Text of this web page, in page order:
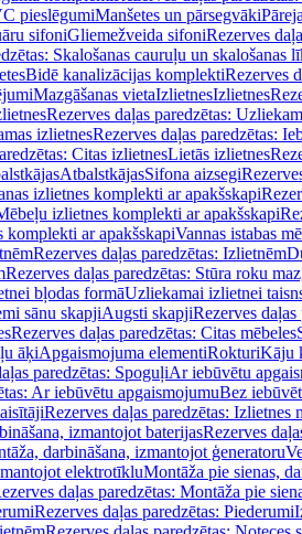
pieslēgumiManšetes un pārsegvāki
sifoniGliemežveida sifoniRezerves
Skalošanas cauruļu un skalošanas
Bidē kanalizācijas komplektiRezerves
Mazgāšanas vietaIzlietnesIzlietnes
Rezerves daļas paredzētas:
izlietnesRezerves daļas paredzētas:
Citas izlietnesLietās izlietnes
AtbalstkājasSifona aizsegi
izlietnes komplekti ar apakšskapi
izlietnes komplekti ar apakšskapi
komplekti ar apakšskapiVannas istabas
Rezerves daļas paredzētas: Izlietnēm
Rezerves daļas paredzētas: Stūra roku
bļodas formāUzliekamai izlietnei
sānu skapjiAugsti skapjiRezerves
Rezerves daļas paredzētas: Citas mēbeles
āķiApgaismojuma elementiRokturiKāju
paredzētas: SpoguļiAr iebūvētu
Ar iebūvētu apgaismojumuBez
Rezerves daļas paredzētas: Izlietnes
izmantojot baterijasRezerves
darbināšana, izmantojot ģeneratoru
elektrotīkluMontāža pie sienas,
daļas paredzētas: Montāža pie
Rezerves daļas paredzētas: Piederumi